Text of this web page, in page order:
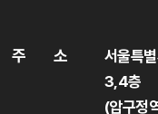
주 소
서울특
3,4층
(압구정